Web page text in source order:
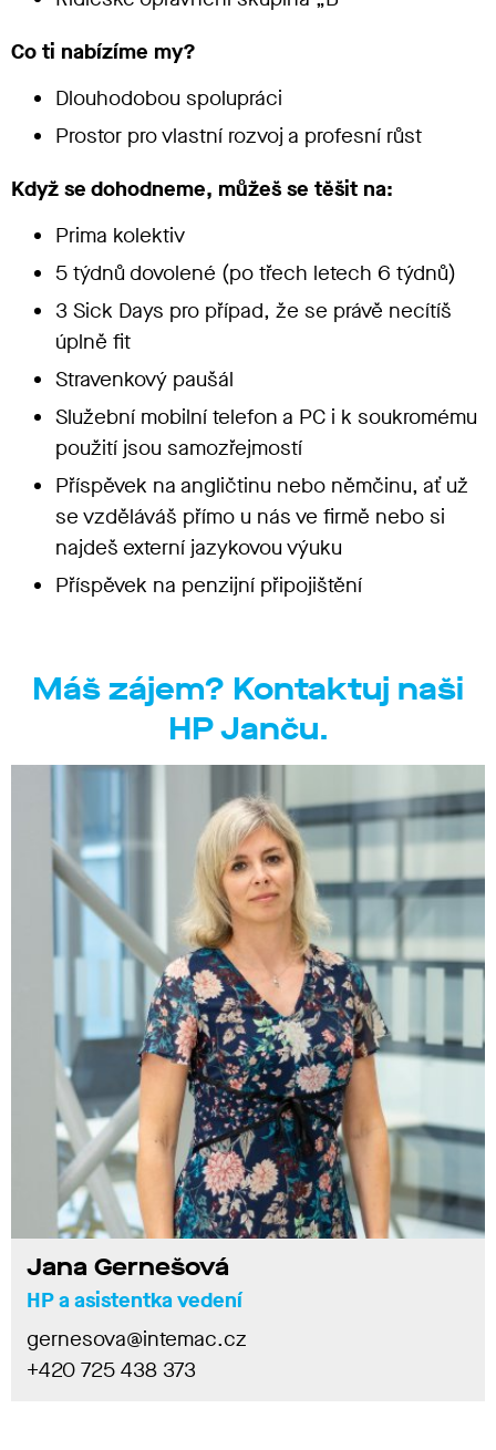
Co ti nabízíme my?
Dlouhodobou spolupráci
Prostor pro vlastní rozvoj a profesní růst
Když se dohodneme, můžeš se těšit na:
Prima kolektiv
5 týdnů dovolené (po třech letech 6 týdnů)
3 Sick Days pro případ, že se právě necítíš
úplně fit
Stravenkový paušál
Služební mobilní telefon a PC i k soukromému
použití jsou samozřejmostí
Příspěvek na angličtinu nebo němčinu, ať už
se vzděláváš přímo u nás ve firmě nebo si
najdeš externí jazykovou výuku
Příspěvek na penzijní připojištění
Máš zájem? Kontaktuj naši
HP Janču.
Jana Gernešová
HP a asistentka vedení
gernesova@intemac.cz
+420 725 438 373